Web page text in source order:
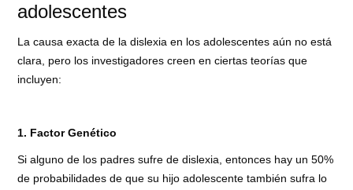
adolescentes
La causa exacta de la dislexia en los adolescentes aún no está
clara, pero los investigadores creen en ciertas teorías que
incluyen:
1. Factor Genético
Si alguno de los padres sufre de dislexia, entonces hay un 50%
de probabilidades de que su hijo adolescente también sufra lo